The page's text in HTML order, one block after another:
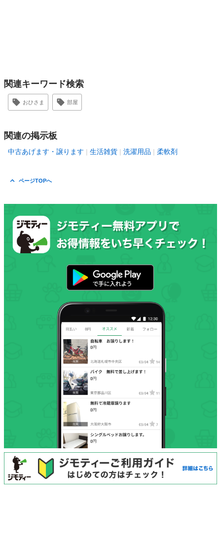
関連キーワード検索
おひさま 部屋
関連の掲示板
中古あげます・譲ります 生活雑貨 洗濯用品 柔軟剤
ページTOPへ